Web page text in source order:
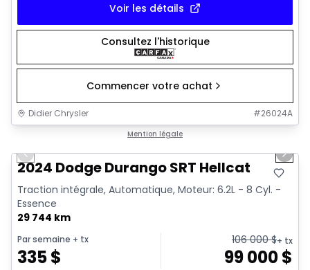
Voir les détails
Consultez l'historique
Commencer votre achat
Didier Chrysler #26024A
Mention légale
Previous slide Next
2024 Dodge Durango SRT Hellcat
Traction intégrale, Automatique, Moteur: 6.2L - 8 Cyl. -
Essence
29 744 km
Par semaine + tx
335$
106 000$+ tx
99 000$